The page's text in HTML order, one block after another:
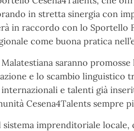
in stretta sinergia con
in raccordo con lo Sportello
come buona pratica
saranno
e lo scambio linguistico
internazionali e talenti già
Cesena4Talents sempre
imprenditoriale locale,